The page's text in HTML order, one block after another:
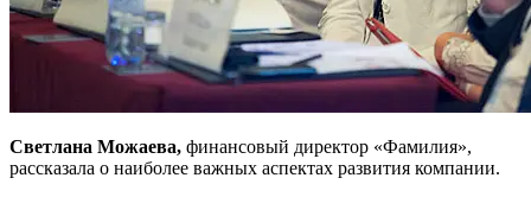
Светлана Можаева, финансовый директор «Фамилия»,
рассказала о наиболее важных аспектах развития компании.